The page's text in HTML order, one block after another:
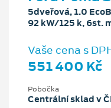
5dveřová, 1.0
92 kW/125 k, 6st.
Vaše cena s
551 400 Kč
Pobočka
Centrální sklad v